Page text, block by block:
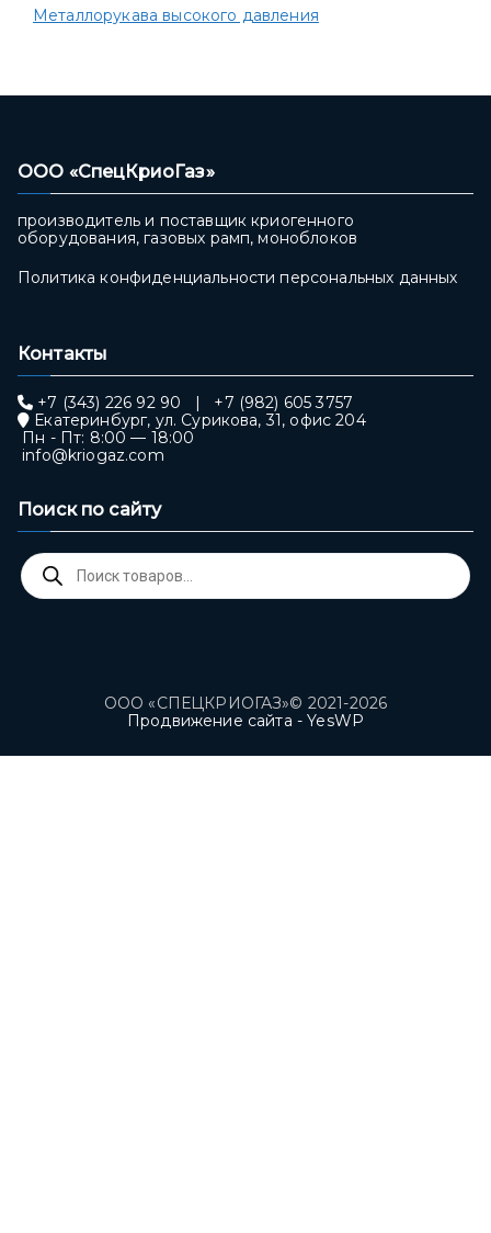
Металлорукава высокого давления
ООО «СпецКриоГаз»
производитель и поставщик криогенного
оборудования, газовых рамп, моноблоков
Политика конфиденциальности персональных данных
Контакты
+7 (343) 226 92 90
+7 (982) 605 3757
Екатеринбург, ул. Сурикова, 31, офис 204
Пн - Пт: 8:00 — 18:00
info@kriogaz.com
Поиск по сайту
Поиск
товаров
ООО «СПЕЦКРИОГАЗ»© 2021-2026
Продвижение сайта - YesWP